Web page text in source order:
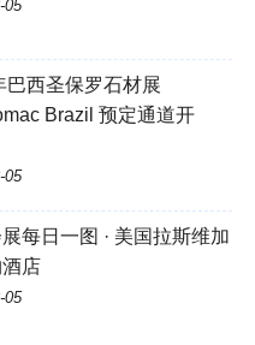
05
巴西圣保罗石材展
Brazil 预定通道开
05
每日一图 · 美国拉斯维加
店
05